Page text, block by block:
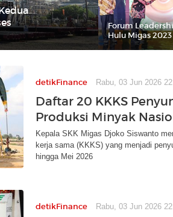
Forum
Hulu Migas 2023
detikFinance Rabu, 03 Jun 2026
Daftar 20 KKKS
Produksi Minyak
Kepala SKK Migas Djoko Siswanto
kerja sama (KKKS) yang menjadi
hingga Mei 2026
detikFinance Rabu, 03 Jun 2026